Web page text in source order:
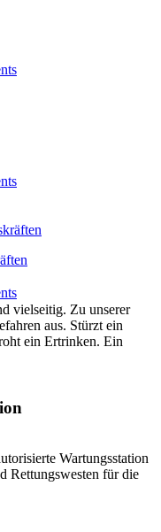
vielseitig. Zu unserer
aus. Stürzt ein
ein Ertrinken. Ein
Wartungsstation
Rettungswesten für die